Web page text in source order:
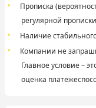
Прописка
регулярной
Наличие
Компании не
Главное условие –
оценка